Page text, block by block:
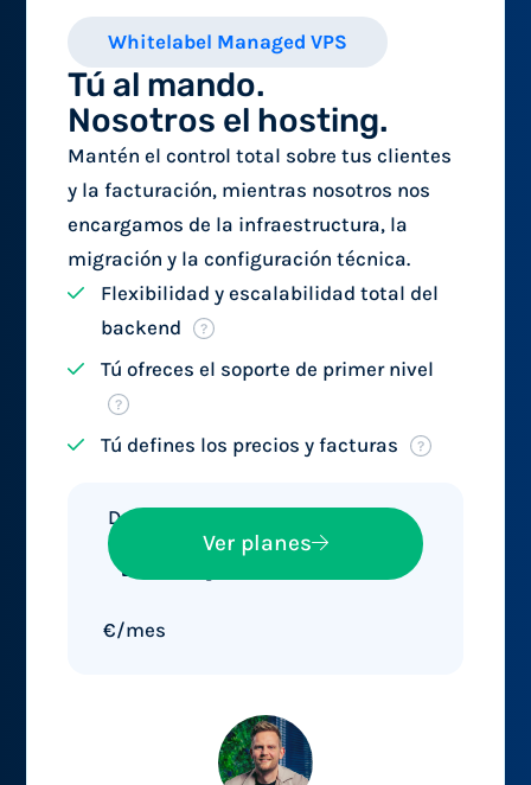
Whitelabel Managed VPS
Tú al mando.
Nosotros el hosting.
Mantén el control total sobre tus clientes
y la facturación, mientras nosotros nos
encargamos de la infraestructura, la
migración y la configuración técnica.
Flexibilidad y escalabilidad total del
backend
Tú ofreces el soporte de primer nivel
Tú defines los precios y facturas
Desde
194,95
€/mes
Ver planes